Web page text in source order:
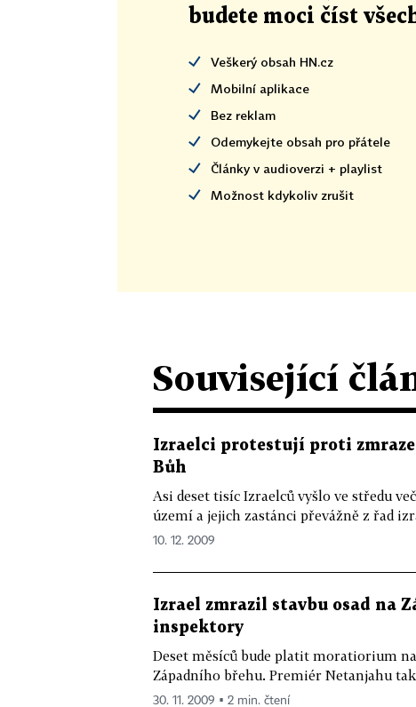
budete moci číst
Veškerý obsah HN.cz
Mobilní aplikace
Bez reklam
Odemykejte obsah pro přátele
Články v audioverzi + playlist
Možnost kdykoliv zrušit
Související
Izraelci protestují proti
Bůh
Asi deset tisíc Izraelců vyšlo ve středu
území a jejich zastánci převážně z řad
10. 12. 2009
Izrael zmrazil stavbu osad na
inspektory
Deset měsíců bude platit moratiorium
Západního břehu. Premiér Netanjahu
30. 11. 2009 ▪ 2 min. čtení